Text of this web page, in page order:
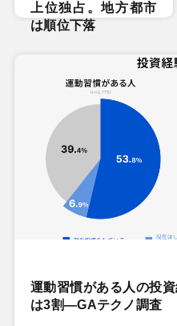
上位独占。地方都市
は順位下落
運動習慣がある人の投
は3割―GAテクノ調査